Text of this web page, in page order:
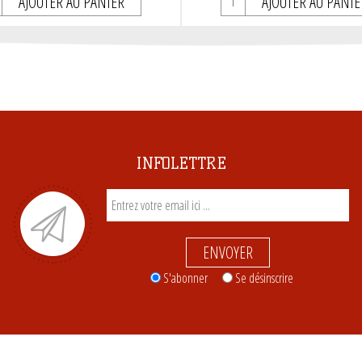
INFOLETTRE
ENVOYER
S'abonner Se désinscrire